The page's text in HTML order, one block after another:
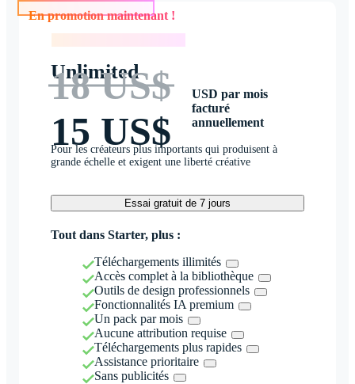
En promotion maintenant !
Unlimited
18 US$
15 US$
USD par mois
facturé
annuellement
Pour les créateurs plus importants qui produisent à
grande échelle et exigent une liberté créative
Essai gratuit de 7 jours
Tout dans Starter, plus :
Téléchargements illimités
Accès complet à la bibliothèque
Outils de design professionnels
Fonctionnalités IA premium
Un pack par mois
Aucune attribution requise
Téléchargements plus rapides
Assistance prioritaire
Sans publicités